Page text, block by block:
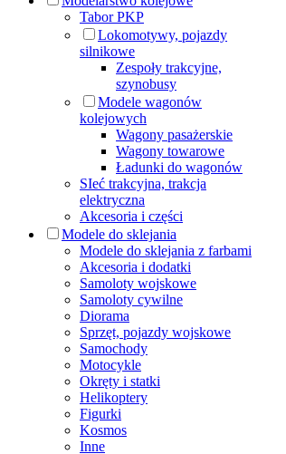
Tabor PKP
Lokomotywy, pojazdy
silnikowe
Zespoły trakcyjne,
szynobusy
Modele wagonów
kolejowych
Wagony pasażerskie
Wagony towarowe
Ładunki do wagonów
SIeć trakcyjna, trakcja
elektryczna
Akcesoria i części
Modele do sklejania
Modele do sklejania z farbami
Akcesoria i dodatki
Samoloty wojskowe
Samoloty cywilne
Diorama
Sprzęt, pojazdy wojskowe
Samochody
Motocykle
Okręty i statki
Helikoptery
Figurki
Kosmos
Inne